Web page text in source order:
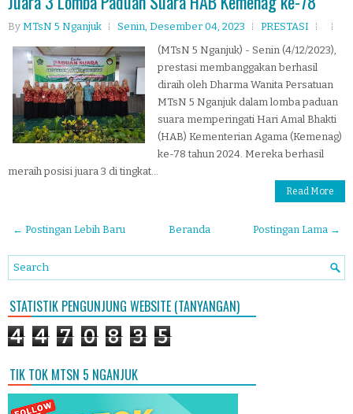
By MTsN 5 Nganjuk Senin, Desember 04, 2023
PRESTASI
(MTsN 5 Nganjuk) - Senin (4/12/2023),
prestasi membanggakan berhasil
diraih oleh Dharma Wanita Persatuan
MTsN 5 Nganjuk dalam lomba paduan
suara memperingati Hari Amal Bhakti
(HAB) Kementerian Agama (Kemenag)
ke-78 tahun 2024. Mereka berhasil
meraih posisi juara 3 di tingkat...
Read More
← Postingan Lebih Baru Postingan Lama →
Beranda
STATISTIK PENGUNJUNG WEBSITE (TANYANGAN)
4 4 7 0 8 3 5
TIK TOK MTSN 5 NGANJUK